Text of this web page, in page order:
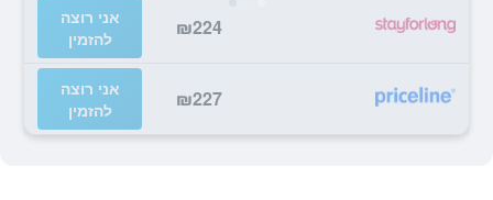
₪224
אני רוצה
להזמין
₪227
אני רוצה
להזמין